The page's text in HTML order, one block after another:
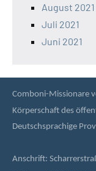
August 2021
Juli 2021
Juni 2021
Comboni-Missionare
Körperschaft des
Deutschsprachige
Anschrift: